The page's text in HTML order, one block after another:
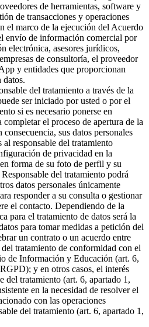
de herramientas, software y
de transacciones y operaciones
el marco de la ejecución del Acuerdo
envío de información comercial por
electrónica, asesores jurídicos,
de consultoría, el proveedor
y entidades que proporcionan
datos.
del tratamiento a través de la
ser iniciado por usted o por el
si es necesario ponerse en
completar el proceso de apertura de la
sus datos personales
al responsable del tratamiento
de privacidad en la
forma de su foto de perfil y su
del tratamiento podrá
datos personales únicamente
responder a su consulta o gestionar
el contacto. Dependiendo de la
para el tratamiento de datos será la
para tomar medidas a petición del
un contrato o un acuerdo entre
tratamiento de conformidad con el
de Información y Educación (art. 6,
y en otros casos, el interés
del tratamiento (art. 6, apartado 1,
en la necesidad de resolver el
con las operaciones
del tratamiento (art. 6, apartado 1,